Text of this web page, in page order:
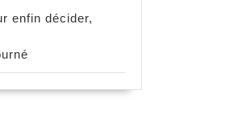
enfin décider,